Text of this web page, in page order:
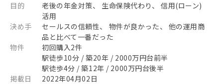
目的
老後の年金対策、 生命保険代わり、 信用(ローン)
活用
決め手
セールスの信頼性、 物件が良かった、 他の運用商
品と比べて一番だった
物件
初回購入2件
駅徒歩10分 / 築20年 / 2000万円台前半
駅徒歩4分 / 築12年 / 2000万円台後半
掲載日
2022年04月02日